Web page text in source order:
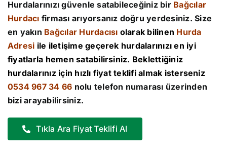
Hurdalarınızı güvenle satabileceğiniz bir Bağcılar
Hurdacı firması arıyorsanız doğru yerdesiniz. Size
en yakın Bağcılar Hurdacısı olarak bilinen Hurda
Adresi ile iletişime geçerek hurdalarınızı en iyi
fiyatlarla hemen satabilirsiniz. Beklettiğiniz
hurdalarınız için hızlı fiyat teklifi almak isterseniz
0534 967 34 66 nolu telefon numarası üzerinden
bizi arayabilirsiniz.
Tıkla Ara Fiyat Teklifi Al